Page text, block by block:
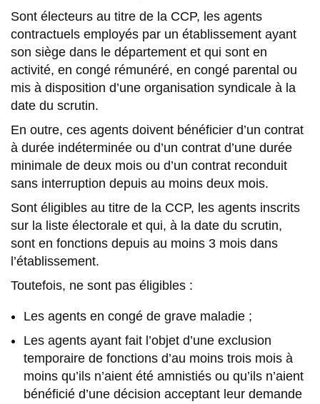
Sont électeurs au titre de la CCP, les agents
contractuels employés par un établissement ayant
son siège dans le département et qui sont en
activité, en congé rémunéré, en congé parental ou
mis à disposition d’une organisation syndicale à la
date du scrutin.
En outre, ces agents doivent bénéficier d’un contrat
à durée indéterminée ou d’un contrat d’une durée
minimale de deux mois ou d’un contrat reconduit
sans interruption depuis au moins deux mois.
Sont éligibles au titre de la CCP, les agents inscrits
sur la liste électorale et qui, à la date du scrutin,
sont en fonctions depuis au moins 3 mois dans
l’établissement.
Toutefois, ne sont pas éligibles :
Les agents en congé de grave maladie ;
Les agents ayant fait l’objet d’une exclusion
temporaire de fonctions d’au moins trois mois à
moins qu’ils n’aient été amnistiés ou qu’ils n’aient
bénéficié d’une décision acceptant leur demande